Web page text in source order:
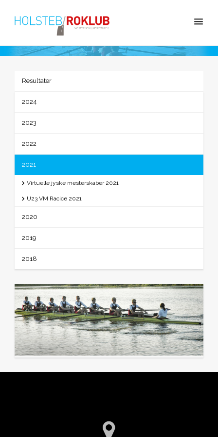
Resultater
2024
2023
2022
2021
Virtuelle jyske mesterskaber 2021
U23 VM Racice 2021
2020
2019
2018